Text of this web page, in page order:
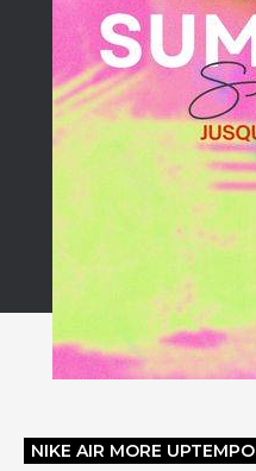
NIKE AIR MORE UPTEMPO